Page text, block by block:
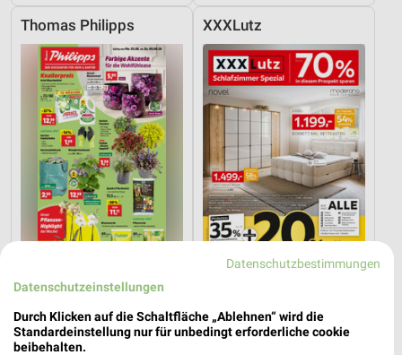
Thomas Philipps
22,4 km
Angebote ab 03.08.
Noch morgen gültig
XXXLutz
Schlafzimmer Spezial
Noch heute gültig
Datenschutzbestimmungen
Datenschutzeinstellungen
Durch Klicken auf die Schaltfläche „Ablehnen“ wird die
Standardeinstellung nur für unbedingt erforderliche cookie
beibehalten.